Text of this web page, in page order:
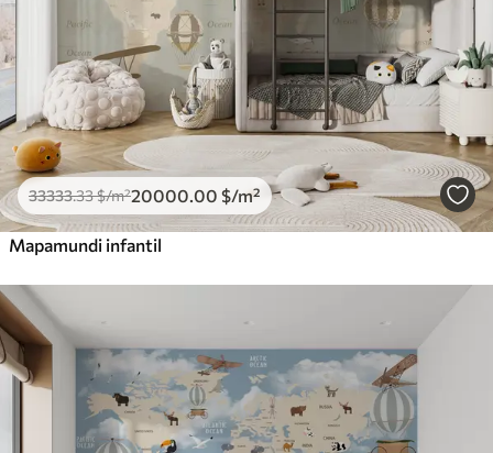
33333.33$/m²20000 .00 $/m²
Mapamundi infantil